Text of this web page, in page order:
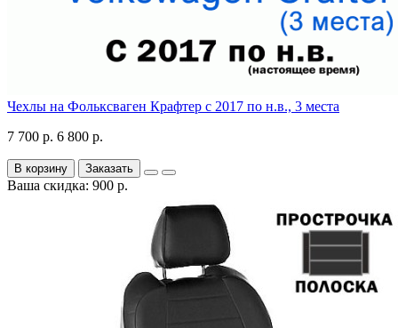
Чехлы на Фольксваген Крафтер с 2017 по н.в., 3 места
7 700 р. 6 800 р.
В корзину Заказать
Ваша скидка: 900 р.